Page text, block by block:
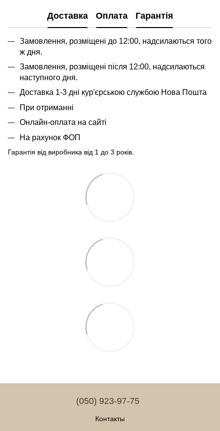
Доставка Оплата Гарантія
Замовлення, розміщені до 12:00, надсилаються того
ж дня.
Замовлення, розміщені після 12:00, надсилаються
наступного дня.
Доставка 1-3 дні кур'єрською службою Нова Пошта
При отриманні
Онлайн-оплата на сайті
На рахунок ФОП
Гарантія від виробника від 1 до 3 років.
(050) 923-97-75
Контакты